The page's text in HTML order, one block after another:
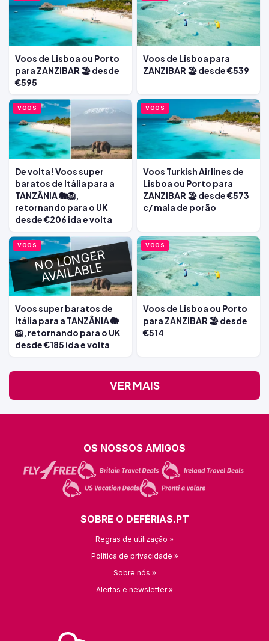
Voos de Lisboa ou Porto
para ZANZIBAR 🏖️ desde
€595
Voos de Lisboa para
ZANZIBAR 🏖️ desde €539
VOOS
De volta! Voos super
baratos de Itália para a
TANZÂNIA 🐘🦁,
retornando para o UK
desde €206 ida e volta
VOOS
Voos Turkish Airlines de
Lisboa ou Porto para
ZANZIBAR 🏖️ desde €573
c/ mala de porão
VOOS
Voos super baratos de
Itália para a TANZÂNIA 🐘
🦁, retornando para o UK
desde €185 ida e volta
VOOS
Voos de Lisboa ou Porto
para ZANZIBAR 🏖️ desde
€514
VER MAIS
OS NOSSOS AMIGOS
SOBRE O DEFÉRIAS.PT
Regras de utilização »
Política de privacidade »
Sobre nós »
Alertas e newsletter »